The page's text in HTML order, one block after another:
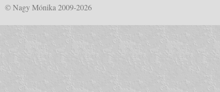
© Nagy Mónika 2009-2026